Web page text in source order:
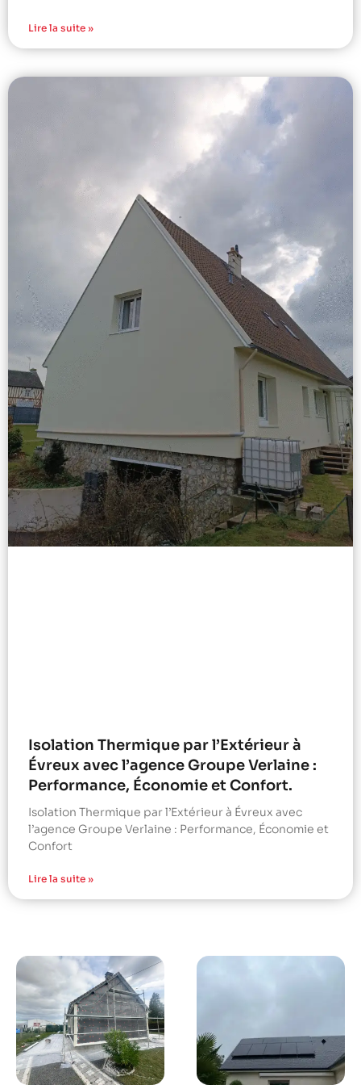
Lire la suite »
Isolation Thermique par l’Extérieur à
Évreux avec l’agence Groupe Verlaine :
Performance, Économie et Confort.
Isolation Thermique par l’Extérieur à Évreux avec
l’agence Groupe Verlaine : Performance, Économie et
Confort
Lire la suite »